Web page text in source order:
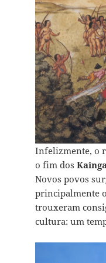
Infelizmente, o
o fim dos
Novos povos
principalmente
trouxeram
cultura: um